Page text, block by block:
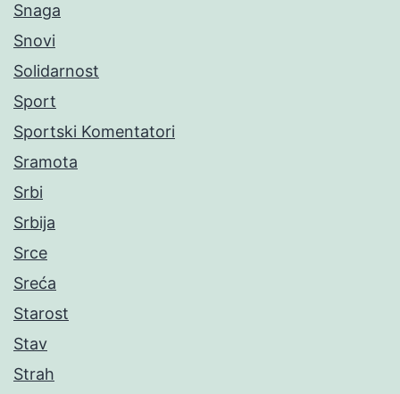
Snaga
Snovi
Solidarnost
Sport
Sportski Komentatori
Sramota
Srbi
Srbija
Srce
Sreća
Starost
Stav
Strah